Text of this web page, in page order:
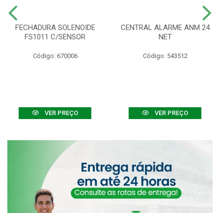
FECHADURA SOLENOIDE
FS1011 C/SENSOR
Código: 670006
VER PREÇO
CENTRAL ALARME ANM 24
NET
Código: 543512
VER PREÇO